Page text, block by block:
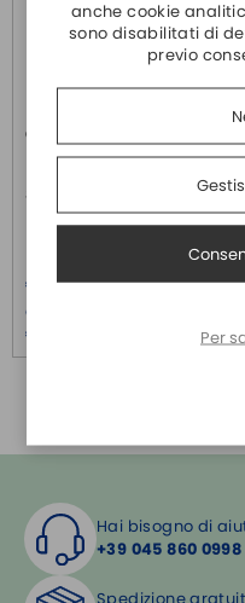
SENSORI
SURGE PROTECTOR
INJECTOR POE
CP-168U
MOXA
8 Port UPCI Board, RS-232
€ 193,60
Oltre 5 pezzi:
€ 186,40
Hai bisogno di
+39 045 860 0998
anche cookie
sono disabilitati di
previo
Per